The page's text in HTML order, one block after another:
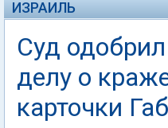
ИЗРАИЛЬ
Суд
делу о
карточки